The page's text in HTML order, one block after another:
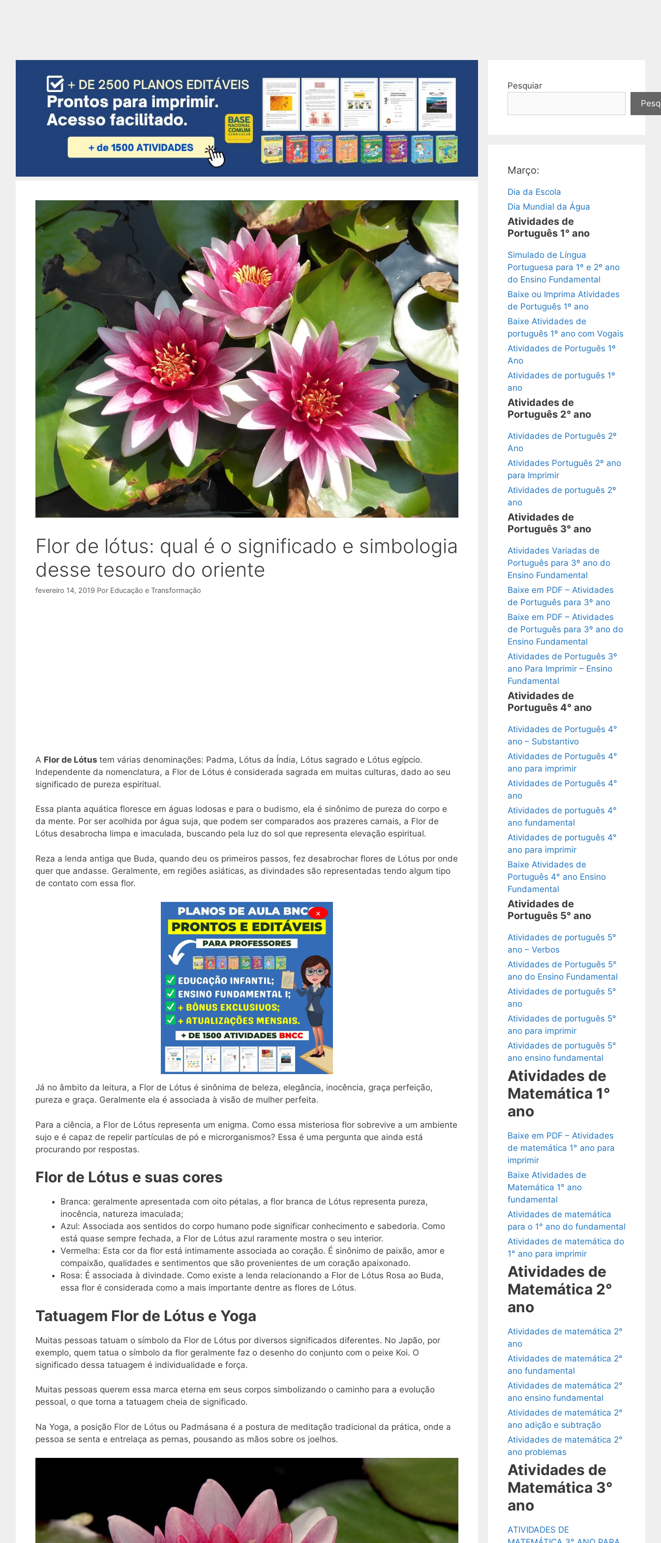
Flor de lótus: qual é o significado e simbologia
desse tesouro do oriente
fevereiro 14, 2019 Por Educação e Transformação
A Flor de Lótus tem várias denominações: Padma, Lótus da Índia, Lótus sagrado e Lótus egípcio.
Independente da nomenclatura, a Flor de Lótus é considerada sagrada em muitas culturas, dado ao seu
significado de pureza espiritual.
Essa planta aquática floresce em águas lodosas e para o budismo, ela é sinônimo de pureza do corpo e
da mente. Por ser acolhida por água suja, que podem ser comparados aos prazeres carnais, a Flor de
Lótus desabrocha limpa e imaculada, buscando pela luz do sol que representa elevação espiritual.
Reza a lenda antiga que Buda, quando deu os primeiros passos, fez desabrochar flores de Lótus por onde
quer que andasse. Geralmente, em regiões asiáticas, as divindades são representadas tendo algum tipo
de contato com essa flor.
×
Já no âmbito da leitura, a Flor de Lótus é sinônima de beleza, elegância, inocência, graça perfeição,
pureza e graça. Geralmente ela é associada à visão de mulher perfeita.
Para a ciência, a Flor de Lótus representa um enigma. Como essa misteriosa flor sobrevive a um ambiente
sujo e é capaz de repelir partículas de pó e microrganismos? Essa é uma pergunta que ainda está
procurando por respostas.
Flor de Lótus e suas cores
Branca: geralmente apresentada com oito pétalas, a flor branca de Lótus representa pureza,
inocência, natureza imaculada;
Azul: Associada aos sentidos do corpo humano pode significar conhecimento e sabedoria. Como
está quase sempre fechada, a Flor de Lótus azul raramente mostra o seu interior.
Vermelha: Esta cor da flor está intimamente associada ao coração. É sinônimo de paixão, amor e
compaixão, qualidades e sentimentos que são provenientes de um coração apaixonado.
Rosa: É associada à divindade. Como existe a lenda relacionando a Flor de Lótus Rosa ao Buda,
essa flor é considerada como a mais importante dentre as flores de Lótus.
Tatuagem Flor de Lótus e Yoga
Muitas pessoas tatuam o símbolo da Flor de Lótus por diversos significados diferentes. No Japão, por
exemplo, quem tatua o símbolo da flor geralmente faz o desenho do conjunto com o peixe Koi. O
significado dessa tatuagem é individualidade e força.
Muitas pessoas querem essa marca eterna em seus corpos simbolizando o caminho para a evolução
pessoal, o que torna a tatuagem cheia de significado.
Na Yoga, a posição Flor de Lótus ou Padmásana é a postura de meditação tradicional da prática, onde a
pessoa se senta e entrelaça as pernas, pousando as mãos sobre os joelhos.
Pesquiar
Março:
Dia da Escola
Dia Mundial da Água
Atividades de
Português 1° ano
Simulado de Língua
Portuguesa para 1º e 2º ano
do Ensino Fundamental
Baixe ou Imprima Atividades
de Português 1º ano
Baixe Atividades de
português 1º ano com Vogais
Atividades de Português 1º
Ano
Atividades de português 1º
ano
Atividades de
Português 2° ano
Atividades de Português 2º
Ano
Atividades Português 2º ano
para Imprimir
Atividades de português 2º
ano
Atividades de
Português 3° ano
Atividades Variadas de
Português para 3º ano do
Ensino Fundamental
Baixe em PDF – Atividades
de Português para 3º ano
Baixe em PDF – Atividades
de Português para 3º ano do
Ensino Fundamental
Atividades de Português 3º
ano Para Imprimir – Ensino
Fundamental
Atividades de
Português 4° ano
Atividades de Português 4°
ano – Substantivo
Atividades de Português 4°
ano para imprimir
Atividades de Português 4°
ano
Atividades de português 4°
ano fundamental
Atividades de português 4°
ano para imprimir
Baixe Atividades de
Português 4° ano Ensino
Fundamental
Atividades de
Português 5° ano
Atividades de português 5°
ano – Verbos
Atividades de Português 5°
ano do Ensino Fundamental
Atividades de português 5°
ano
Atividades de português 5°
ano para imprimir
Atividades de português 5°
ano ensino fundamental
Atividades de
Matemática 1°
ano
Baixe em PDF – Atividades
de matemática 1° ano para
imprimir
Baixe Atividades de
Matemática 1° ano
fundamental
Atividades de matemática
para o 1° ano do fundamental
Atividades de matemática do
1° ano para imprimir
Atividades de
Matemática 2°
ano
Atividades de matemática 2°
ano
Atividades de matemática 2°
ano fundamental
Atividades de matemática 2°
ano ensino fundamental
Atividades de matemática 2°
ano adição e subtração
Atividades de matemática 2°
ano problemas
Atividades de
Matemática 3°
ano
ATIVIDADES DE